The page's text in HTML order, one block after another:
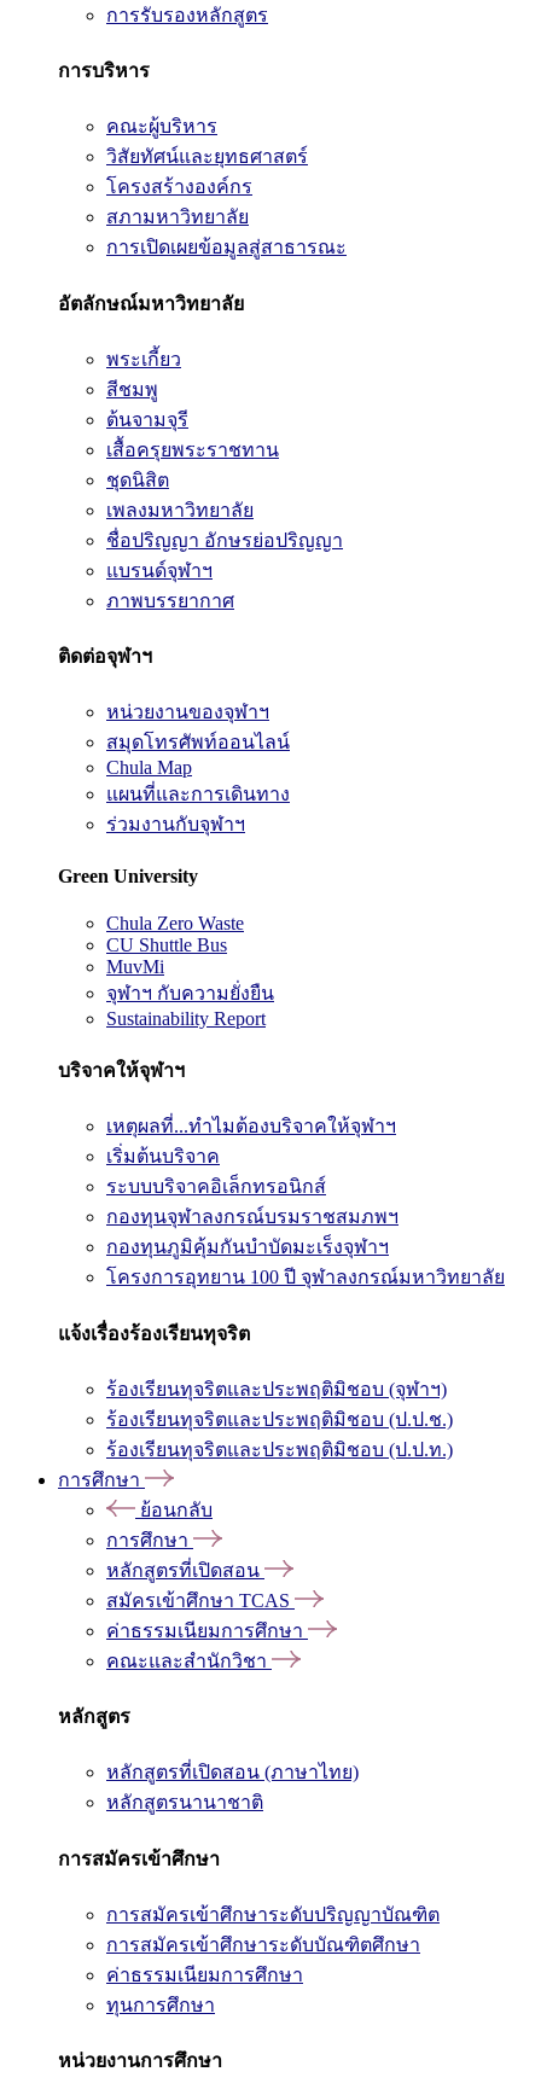
การรับรองหลักสูตร
การบริหาร
คณะผู้บริหาร
วิสัยทัศน์และยุทธศาสตร์
โครงสร้างองค์กร
สภามหาวิทยาลัย
การเปิดเผยข้อมูลสู่สาธารณะ
อัตลักษณ์มหาวิทยาลัย
พระเกี้ยว
สีชมพู
ต้นจามจุรี
เสื้อครุยพระราชทาน
ชุดนิสิต
เพลงมหาวิทยาลัย
ชื่อปริญญา อักษรย่อปริญญา
แบรนด์จุฬาฯ
ภาพบรรยากาศ
ติดต่อจุฬาฯ
หน่วยงานของจุฬาฯ
สมุดโทรศัพท์ออนไลน์
Chula Map
แผนที่และการเดินทาง
ร่วมงานกับจุฬาฯ
Green University
Chula Zero Waste
CU Shuttle Bus
MuvMi
จุฬาฯ กับความยั่งยืน
Sustainability Report
บริจาคให้จุฬาฯ
เหตุผลที่...ทำไมต้องบริจาคให้จุฬาฯ
เริ่มต้นบริจาค
ระบบบริจาคอิเล็กทรอนิกส์
กองทุนจุฬาลงกรณ์บรมราชสมภพฯ
กองทุนภูมิคุ้มกันบำบัดมะเร็งจุฬาฯ
โครงการอุทยาน 100 ปี จุฬาลงกรณ์มหาวิทยาลัย
แจ้งเรื่องร้องเรียนทุจริต
ร้องเรียนทุจริตและประพฤติมิชอบ (จุฬาฯ)
ร้องเรียนทุจริตและประพฤติมิชอบ (ป.ป.ช.)
ร้องเรียนทุจริตและประพฤติมิชอบ (ป.ป.ท.)
การศึกษา
ย้อนกลับ
การศึกษา
หลักสูตรที่เปิดสอน
สมัครเข้าศึกษา TCAS
ค่าธรรมเนียมการศึกษา
คณะและสำนักวิชา
หลักสูตร
หลักสูตรที่เปิดสอน (ภาษาไทย)
หลักสูตรนานาชาติ
การสมัครเข้าศึกษา
การสมัครเข้าศึกษาระดับปริญญาบัณฑิต
การสมัครเข้าศึกษาระดับบัณฑิตศึกษา
ค่าธรรมเนียมการศึกษา
ทุนการศึกษา
หน่วยงานการศึกษา